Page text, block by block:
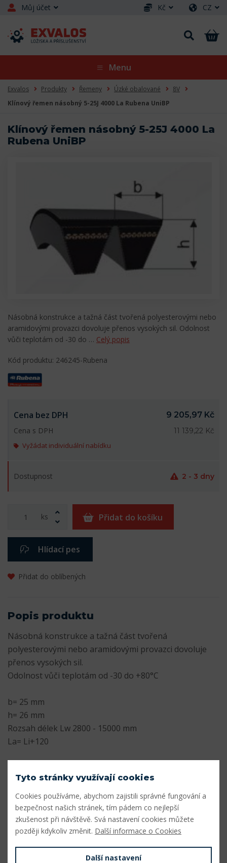
Můj účet Kč CZ
Menu
Exvalos Produkty Řemeny Úzké obalované
8V
Klínový řemen násobný 5-25J 4000 La Rubena UniBP
Klínový řemen násobný 5-25J 4000 La
Rubena UniBP
Násobná konstrukce a tažná část tvořená polyesterovými nebo
aramidovými provazci dovoluje přenos vysokých sil. Odolnost
vůči teplotám od -30 do … Celý popis
Kód produktu: 246245-Rubena
Cena bez DPH
9 205,97 Kč
Cena s DPH
11 139,22 Kč
Vyžádat individuální nabídku
Dostupnost 2 - 3 dny
ks Přidat do košíku
Hlídací pes
Přidat do oblíbených
Popis produktu
Násobná konstrukce a tažná část tvořená
polyesterovými nebo aramidovými provazci dovoluje
přenos vysokých sil.
Odolnost vůči teplotám od -30 do +80°C
b= 25 mm
h= 26 mm
Rozsah délek Lw 2800 - 15000 mm
La= Li+120
Šířka profilu (mm)
Výška profilu (mm)
Vnitřní délka Li (mm) 3880
Tyto stránky využívají cookies
Cookies používáme, abychom zajistili správné fungování a
bezpečnost našich stránek, tím pádem co nejlepší
zkušenost při návštěvě. Svá nastavení cookies můžete
později kdykoliv změnit. Další informace o Cookies
Další nastavení